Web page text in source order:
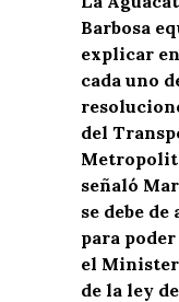
Barbosa
explicar
cada uno
del
señaló
se debe
para
el
de la ley